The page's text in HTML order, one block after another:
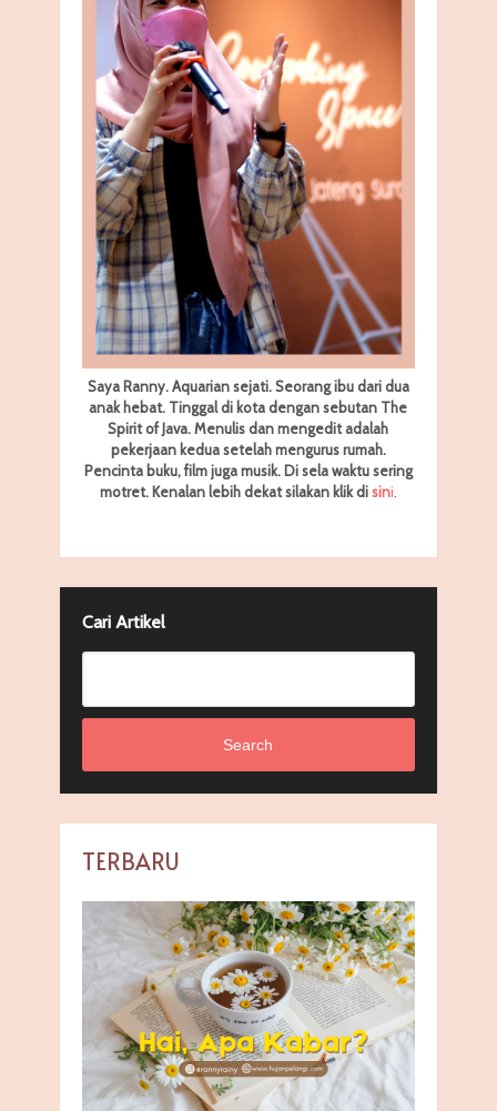
Saya Ranny. Aquarian sejati. Seorang ibu dari dua
anak hebat. Tinggal di kota dengan sebutan The
Spirit of Java. Menulis dan mengedit adalah
pekerjaan kedua setelah mengurus rumah.
Pencinta buku, film juga musik. Di sela waktu sering
motret. Kenalan lebih dekat silakan klik disini
Cari Artikel
Search
TERBARU